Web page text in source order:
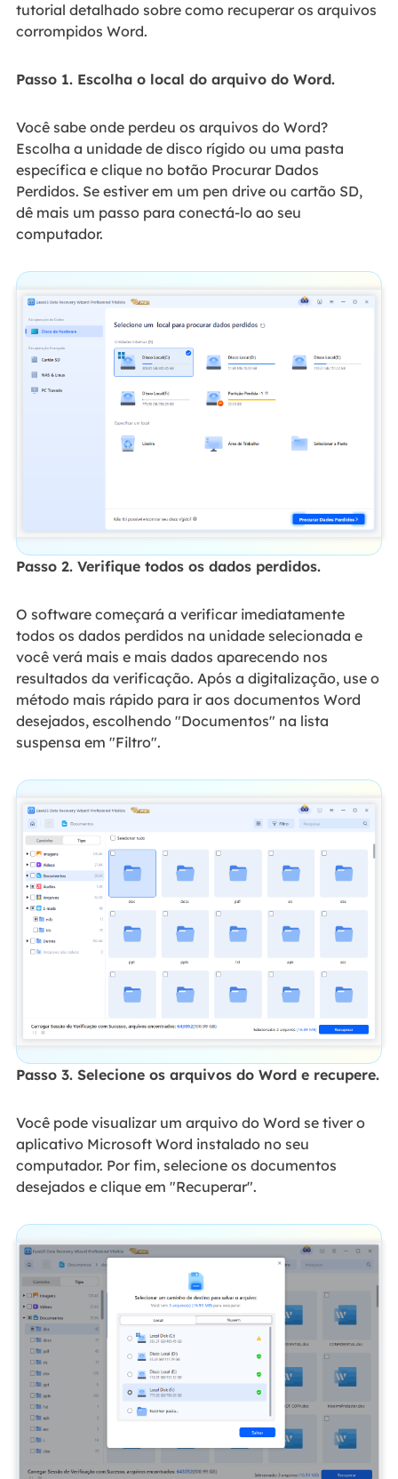
tutorial detalhado sobre como recuperar os arquivos
corrompidos Word.
Passo 1. Escolha o local do arquivo do Word.
Você sabe onde perdeu os arquivos do Word?
Escolha a unidade de disco rígido ou uma pasta
específica e clique no botão Procurar Dados
Perdidos. Se estiver em um pen drive ou cartão SD,
dê mais um passo para conectá-lo ao seu
computador.
Passo 2. Verifique todos os dados perdidos.
O software começará a verificar imediatamente
todos os dados perdidos na unidade selecionada e
você verá mais e mais dados aparecendo nos
resultados da verificação. Após a digitalização, use o
método mais rápido para ir aos documentos Word
desejados, escolhendo "Documentos" na lista
suspensa em "Filtro".
Passo 3. Selecione os arquivos do Word e recupere.
Você pode visualizar um arquivo do Word se tiver o
aplicativo Microsoft Word instalado no seu
computador. Por fim, selecione os documentos
desejados e clique em "Recuperar".